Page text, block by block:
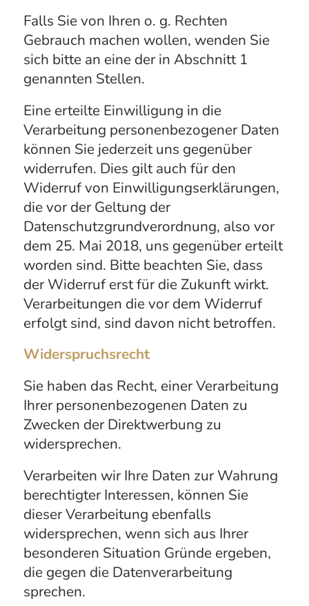
Falls Sie von Ihren o. g. Rechten
Gebrauch machen wollen, wenden Sie
sich bitte an eine der in Abschnitt 1
genannten Stellen.
Eine erteilte Einwilligung in die
Verarbeitung personenbezogener Daten
können Sie jederzeit uns gegenüber
widerrufen. Dies gilt auch für den
Widerruf von Einwilligungserklärungen,
die vor der Geltung der
Datenschutzgrundverordnung, also vor
dem 25. Mai 2018, uns gegenüber erteilt
worden sind. Bitte beachten Sie, dass
der Widerruf erst für die Zukunft wirkt.
Verarbeitungen die vor dem Widerruf
erfolgt sind, sind davon nicht betroffen.
Widerspruchsrecht
Sie haben das Recht, einer Verarbeitung
Ihrer personenbezogenen Daten zu
Zwecken der Direktwerbung zu
widersprechen.
Verarbeiten wir Ihre Daten zur Wahrung
berechtigter Interessen, können Sie
dieser Verarbeitung ebenfalls
widersprechen, wenn sich aus Ihrer
besonderen Situation Gründe ergeben,
die gegen die Datenverarbeitung
sprechen.